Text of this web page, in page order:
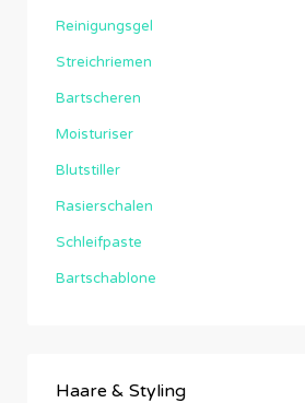
Reinigungsgel
Streichriemen
Bartscheren
Moisturiser
Blutstiller
Rasierschalen
Schleifpaste
Bartschablone
Haare & Styling